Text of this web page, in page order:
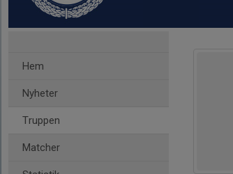
Hem
Nyheter
Truppen
Matcher